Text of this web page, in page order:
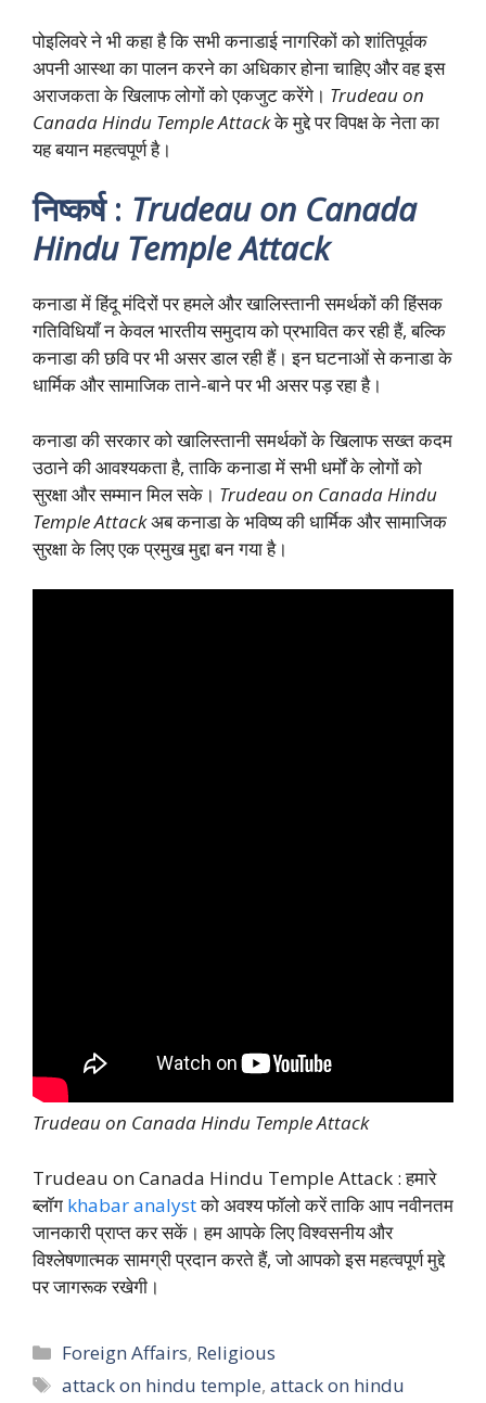
पोइलिवरे ने भी कहा है कि सभी कनाडाई नागरिकों को शांतिपूर्वक
अपनी आस्था का पालन करने का अधिकार होना चाहिए और वह इस
अराजकता के खिलाफ लोगों को एकजुट करेंगे। Trudeau on
Canada Hindu Temple Attackके मुद्दे पर विपक्ष के नेता का
यह बयान महत्वपूर्ण है।
निष्कर्ष : Trudeau on Canada
Hindu Temple Attack
कनाडा में हिंदू मंदिरों पर हमले और खालिस्तानी समर्थकों की हिंसक
गतिविधियाँ न केवल भारतीय समुदाय को प्रभावित कर रही हैं, बल्कि
कनाडा की छवि पर भी असर डाल रही हैं। इन घटनाओं से कनाडा के
धार्मिक और सामाजिक ताने-बाने पर भी असर पड़ रहा है।
कनाडा की सरकार को खालिस्तानी समर्थकों के खिलाफ सख्त कदम
उठाने की आवश्यकता है, ताकि कनाडा में सभी धर्मों के लोगों को
सुरक्षा और सम्मान मिल सके। Trudeau on Canada Hindu
Temple Attackअब कनाडा के भविष्य की धार्मिक और सामाजिक
सुरक्षा के लिए एक प्रमुख मुद्दा बन गया है।
Trudeau on Canada Hindu Temple Attack
Trudeau on Canada Hindu Temple Attack : हमारे
ब्लॉग khabar analystको अवश्य फॉलो करें ताकि आप नवीनतम
जानकारी प्राप्त कर सकें। हम आपके लिए विश्वसनीय और
विश्लेषणात्मक सामग्री प्रदान करते हैं, जो आपको इस महत्वपूर्ण मुद्दे
पर जागरूक रखेगी।
Categories
Foreign Affairs, Religious
Tags
attack on hindu temple,attack on hindu